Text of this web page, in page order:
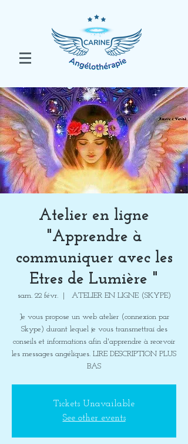
Atelier en ligne
"Apprendre à
communiquer avec les
Etres de Lumière "
sam. 22 févr.
  |
ATELIER EN LIGNE (SKYPE)
Je vous propose un web atelier (connexion par
Skype) durant lequel je vous transmettrai des
conseils et informations afin d'apprendre à recevoir
les messages angéliques. LIRE DESCRIPTION PLUS
BAS
Tickets Unavailable
See other events